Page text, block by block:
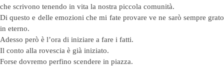
che scrivono tenendo in vita la nostra piccola comunità.
Di questo e delle emozioni che mi fate provare ve ne sarò sempre grato
in eterno.
Adesso però è l’ora di iniziare a fare i fatti.
Il conto alla rovescia è già iniziato.
Forse dovremo perfino scendere in piazza.